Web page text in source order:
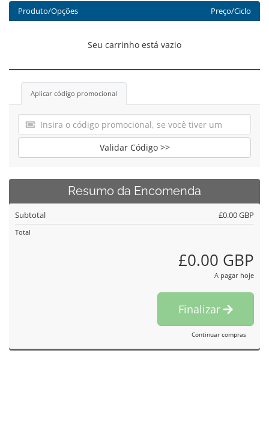
Produto/Opções Preço/Ciclo
Seu carrinho está vazio
Aplicar código promocional
Validar Código >>
Resumo da Encomenda
Subtotal £0.00 GBP
Total
£0.00 GBP
A pagar hoje
Finalizar
Continuar compras